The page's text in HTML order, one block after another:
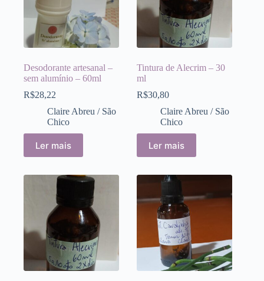
Desodorante artesanal –
sem alumínio – 60ml
R$28,22
Claire Abreu / São
Chico
Ler mais
Tintura de Alecrim – 30
ml
R$30,80
Claire Abreu / São
Chico
Ler mais